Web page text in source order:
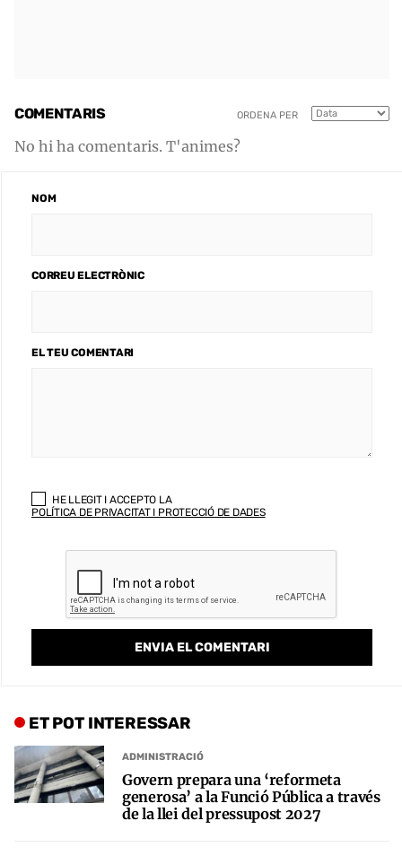
COMENTARIS ORDENA PER
No hi ha comentaris. T'animes?
NOM
CORREU ELECTRÒNIC
EL TEU COMENTARI
HE LLEGIT I ACCEPTO LA
POLÍTICA DE PRIVACITAT I PROTECCIÓ DE DADES
ET POT INTERESSAR
ADMINISTRACIÓ
Govern prepara una ‘reformeta
generosa’ a la Funció Pública a través
de la llei del pressupost 2027